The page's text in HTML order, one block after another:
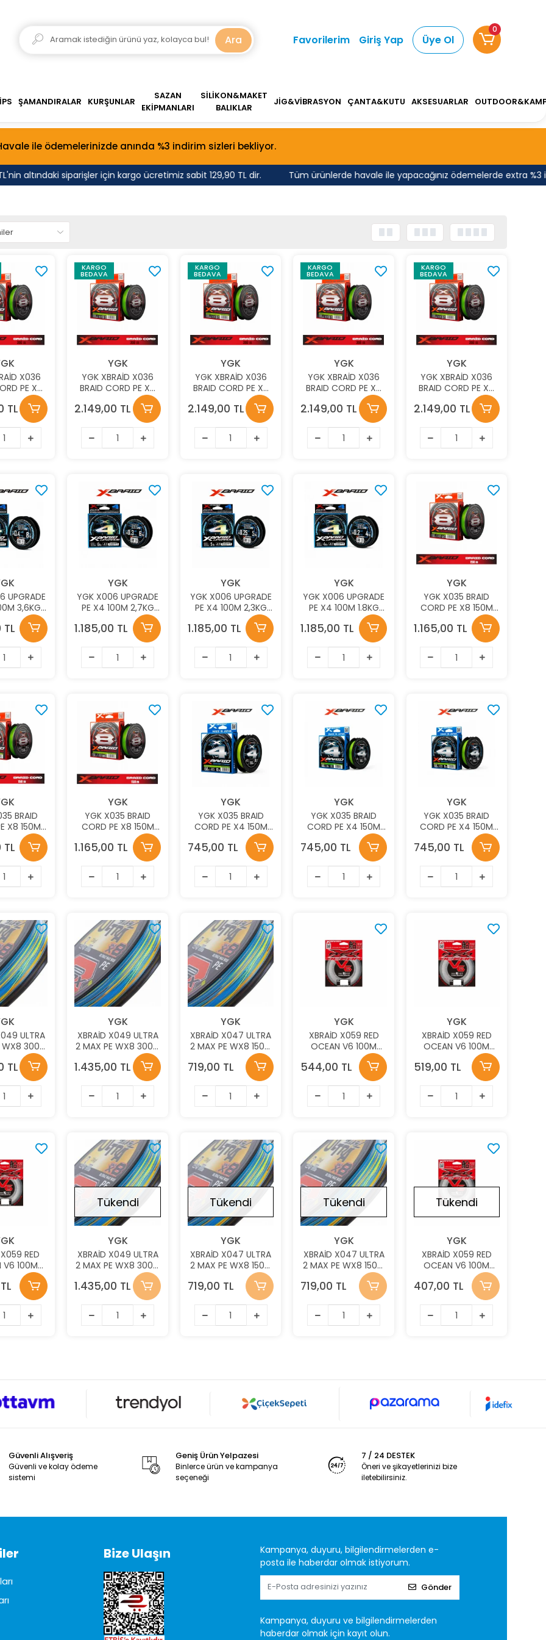
ile ödemelerinizde anında %3 indirim sizleri bekliyor.
altındaki siparişler için kargo ücretimiz sabit 129,90 TL dir. Tüm ürünlerde havale ile yapacağınız ödemelerde extra %3
Ara Favorilerim Giriş Yap Üye Ol
0
ŞAMANDIRALAR KURŞUNLAR
SAZAN
EKİPMANLARI
SİLİKON&MAKET
BALIKLAR
JİG&VİBRASYON ÇANTA&KUTU AKSESUARLAR
X036
PE X8
0.28MM
TL
KARGO
BEDAVA
YGK
YGK XBRAİD X036
BRAID CORD PE X8
300M 16KG 0.23MM
FLUO GREEN
2.149,00 TL
KARGO
BEDAVA
YGK
YGK XBRAİD X036
BRAID CORD PE X8
300M 13,5KG
0.20MM FLUO GREEN
2.149,00 TL
KARGO
BEDAVA
YGK
YGK XBRAİD X036
BRAID CORD PE X8
300M 11,2KG 0.18MM
FLUO GREEN
2.149,00 TL
KARGO
BEDAVA
YGK
YGK XBRAİD X036
BRAID CORD PE X8
300M 7.2KG 0.148
FLUO GREEN
2.149,00 TL
UPGRADE
3,6KG
AJI LRF İP
TL
YGK
YGK X006 UPGRADE
PE X4 100M 2,7KG
0.09MM AJI LRF İP
MİSİNA
1.185,00 TL
YGK
YGK X006 UPGRADE
PE X4 100M 2,3KG
0.08MM AJI LRF İP
MİSİNA
1.185,00 TL
YGK
YGK X006 UPGRADE
PE X4 100M 1.8KG
0.07MM AJI LRF İP
MİSİNA
1.185,00 TL
YGK
YGK X035 BRAID
CORD PE X8 150M
5,4KG 0.117MM FLUO
GREEN AJI LRF İP
1.165,00 TL
BRAID
X8 150M
0.104MM
AJI LRF
TL
YGK
YGK X035 BRAID
CORD PE X8 150M
3.6KG 0.09MM FLUO
GREEN AJI LRF İP
1.165,00 TL
YGK
YGK X035 BRAID
CORD PE X4 150M
4,5KG 0.117 FLUO
GREEN
745,00 TL
YGK
YGK X035 BRAID
CORD PE X4 150M
3,6KG 0.104 FLUO
GREEN
745,00 TL
YGK
YGK X035 BRAID
CORD PE X4 150M
2.7KG 0.09 FLUO
GREEN
745,00 TL
ULTRA
WX8 300M
0.20
TL
YGK
XBRAİD X049 ULTRA
2 MAX PE WX8 300M
6.8KG 0.14
MULTICOLOR
1.435,00 TL
YGK
XBRAİD X047 ULTRA
2 MAX PE WX8 150M
8.8KG 0.16MM İP
MİSİNA
719,00 TL
YGK
XBRAİD X059 RED
OCEAN V6 100M
0,405MM
FLOUROCARBON
544,00 TL
YGK
XBRAİD X059 RED
OCEAN V6 100M
FLOUROCARBON
519,00 TL
RED
V6 100M
Stokta Yok
Tükendi
YGK
XBRAİD X049 ULTRA
2 MAX PE WX8 300M
8.8KG 0.16
MULTICOLOR
1.435,00 TL
Stokta Yok
Tükendi
YGK
XBRAİD X047 ULTRA
2 MAX PE WX8 150M
10.8KG 0.18MM İP
MİSİNA
719,00 TL
Stokta Yok
Tükendi
YGK
XBRAİD X047 ULTRA
2 MAX PE WX8 150M
13KG 0.20MM İP
MİSİNA
719,00 TL
Stokta Yok
Tükendi
YGK
XBRAİD X059 RED
OCEAN V6 100M
FLOUROCARBON
407,00 TL
Güvenli Alışveriş
Güvenli ve kolay ödeme
sistemi
Geniş Ürün Yelpazesi
Binlerce ürün ve kampanya
seçeneği
7 / 24 DESTEK
Öneri ve şikayetlerinizi bize
iletebilirsiniz.
Bize Ulaşın
Kampanya, duyuru, bilgilendirmelerden e-
posta ile haberdar olmak istiyorum.
Gönder
Kampanya, duyuru ve bilgilendirmelerden
haberdar olmak için kayıt olun.